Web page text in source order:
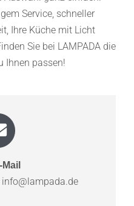
Service, schneller
Ihre Küche mit Licht
Sie bei LAMPADA die
Ihnen passen!
info@lampada.de